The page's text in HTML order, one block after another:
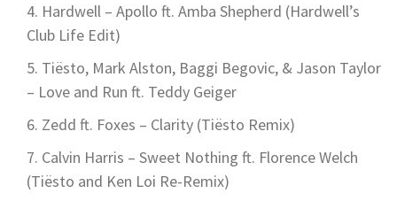
Hardwell – Apollo ft. Amba Shepherd (Hardwell’s
Club Life Edit)
Tiësto, Mark Alston, Baggi Begovic, & Jason Taylor
– Love and Run ft. Teddy Geiger
Zedd ft. Foxes – Clarity (Tiësto Remix)
Calvin Harris – Sweet Nothing ft. Florence Welch
(Tiësto and Ken Loi Re-Remix)